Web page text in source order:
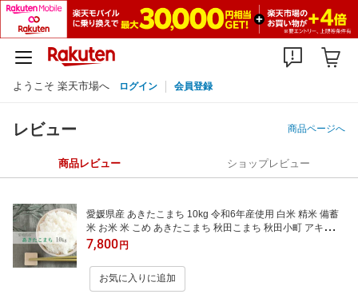
ようこそ 楽天市場へ ログイン 会員登録
レビュー 商品ページへ
商品レビュー ショップレビュー
愛媛県産 あきたこまち 10kg 令和6年産使用 白米 精米 備蓄
米 お米 米 こめ あきたこまち 秋田こまち 秋田小町 アキタコ
マチ お米のまるひ マルヒ マルヒ食糧 国産 業務用 飲食店 家
庭用 ギフト 贈答 贈り物 10キロ
7,800円
お気に入りに追加